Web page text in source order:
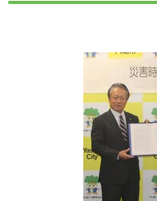
ら